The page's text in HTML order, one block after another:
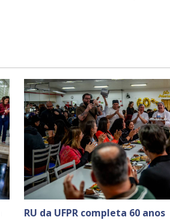
RU da UFPR completa 60 anos